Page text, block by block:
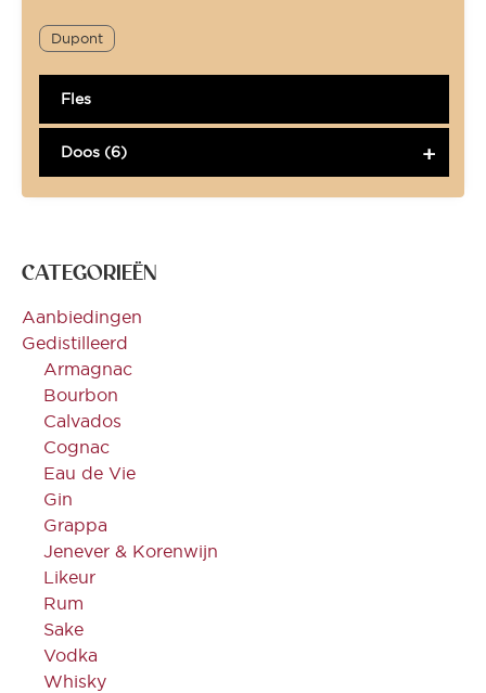
CATEGORIEËN
Aanbiedingen
Gedistilleerd
Armagnac
Bourbon
Calvados
Cognac
Eau de Vie
Gin
Grappa
Jenever & Korenwijn
Likeur
Rum
Sake
Vodka
Whisky
Dupont
Fles
Doos (6)